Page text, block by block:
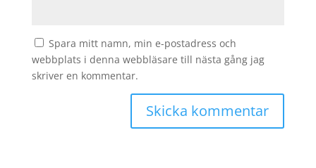
Spara mitt namn, min e-postadress och
webbplats i denna webbläsare till nästa gång jag
skriver en kommentar.